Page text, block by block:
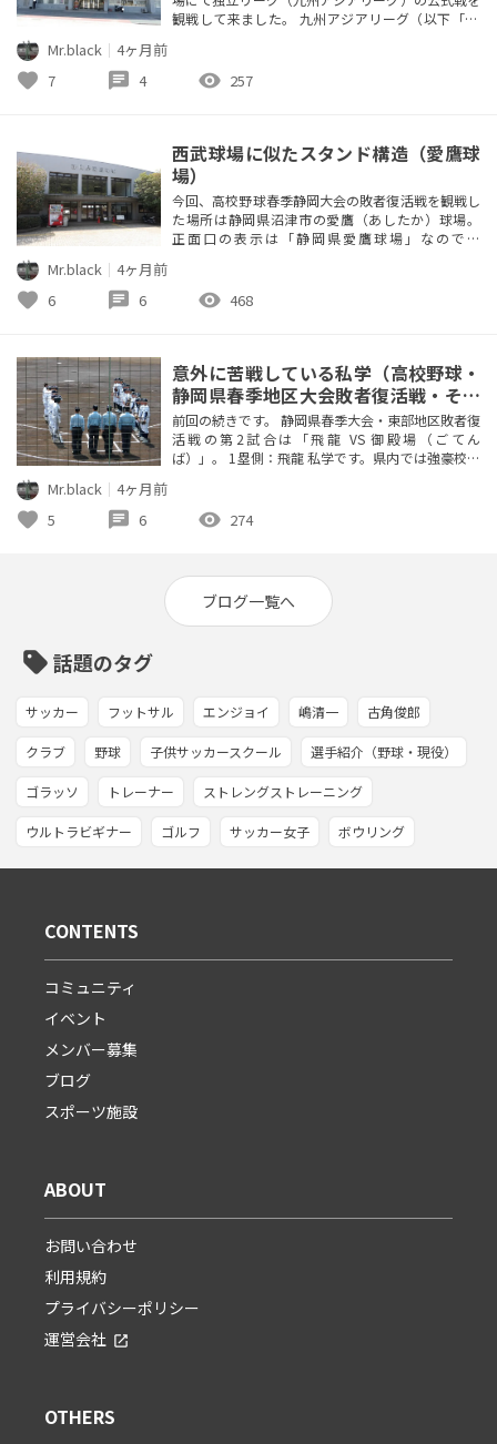
観戦して来ました。 九州アジアリーグ（以下「KA
で1，500円と判明しました。 カードは「大分 VS
火の国（熊本）」。 現在KALには5球団が加盟して
Mr.black ｜ 4ヶ月前
favorite 7 chat 4 visibility 257
西武球場に似たスタンド構造（愛鷹球
場）
今回、高校野球春季静岡大会の敗者復活戦を観戦し
た場所は静岡県沼津市の愛鷹（あしたか）球場。
正面口の表示は「静岡県愛鷹球場」なのです
です。 内野クレー、外野天然芝、内野ファールゾー
ンは人工芝。 バッターボックスの後方に「ASHITAK
Mr.black ｜ 4ヶ月前
favorite 6 chat 6 visibility 468
意外に苦戦している私学（高校野球・
静岡県春季地区大会敗者復活戦・その
2）
前回の続きです。 静岡県春季大会・東部地区敗者復
活戦の第2試合は「飛龍 VS 御殿場（ごてん
ば）」。 1塁側：飛龍 私学です。県内では強豪校の
ルデザイン。 胸マークは「HIRYU」。 3塁側：御殿
場 県立校。 白ユニに濃紺基調。アンダーシャツと
Mr.black ｜ 4ヶ月前
favorite 5 chat 6 visibility 274
ブログ一覧へ
sell話題のタグ
サッカー フットサル エンジョイ 嶋清一 古角俊郎
クラブ 野球 子供サッカースクール 選手紹介（野球・現役）
ゴラッソ トレーナー ストレングストレーニング
ウルトラビギナー ゴルフ サッカー女子 ボウリング
CONTENTS
コミュニティ
イベント
メンバー募集
ブログ
スポーツ施設
ABOUT
お問い合わせ
利用規約
プライバシーポリシー
運営会社
OTHERS